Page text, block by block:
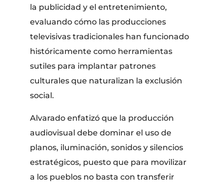
la publicidad y el entretenimiento,
evaluando cómo las producciones
televisivas tradicionales han funcionado
históricamente como herramientas
sutiles para implantar patrones
culturales que naturalizan la exclusión
social.
Alvarado enfatizó que la producción
audiovisual debe dominar el uso de
planos, iluminación, sonidos y silencios
estratégicos, puesto que para movilizar
a los pueblos no basta con transferir